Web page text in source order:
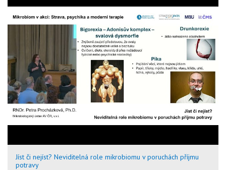
Jíst či nejíst? Neviditelná role mikrobiomu v poruchách příjmu
potravy